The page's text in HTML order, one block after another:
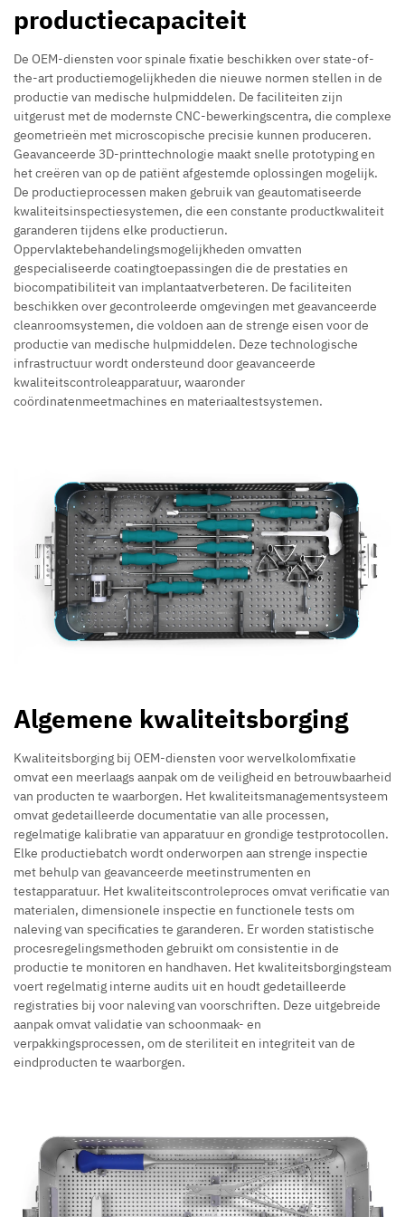
productiecapaciteit
De OEM-diensten voor spinale fixatie beschikken over state-of-
the-art productiemogelijkheden die nieuwe normen stellen in de
productie van medische hulpmiddelen. De faciliteiten zijn
uitgerust met de modernste CNC-bewerkingscentra, die complexe
geometrieën met microscopische precisie kunnen produceren.
Geavanceerde 3D-printtechnologie maakt snelle prototyping en
het creëren van op de patiënt afgestemde oplossingen mogelijk.
De productieprocessen maken gebruik van geautomatiseerde
kwaliteitsinspectiesystemen, die een constante productkwaliteit
garanderen tijdens elke productierun.
Oppervlaktebehandelingsmogelijkheden omvatten
gespecialiseerde coatingtoepassingen die de prestaties en
biocompatibiliteit van implantaatverbeteren. De faciliteiten
beschikken over gecontroleerde omgevingen met geavanceerde
cleanroomsystemen, die voldoen aan de strenge eisen voor de
productie van medische hulpmiddelen. Deze technologische
infrastructuur wordt ondersteund door geavanceerde
kwaliteitscontroleapparatuur, waaronder
coördinatenmeetmachines en materiaaltestsystemen.
Algemene kwaliteitsborging
Kwaliteitsborging bij OEM-diensten voor wervelkolomfixatie
omvat een meerlaags aanpak om de veiligheid en betrouwbaarheid
van producten te waarborgen. Het kwaliteitsmanagementsysteem
omvat gedetailleerde documentatie van alle processen,
regelmatige kalibratie van apparatuur en grondige testprotocollen.
Elke productiebatch wordt onderworpen aan strenge inspectie
met behulp van geavanceerde meetinstrumenten en
testapparatuur. Het kwaliteitscontroleproces omvat verificatie van
materialen, dimensionele inspectie en functionele tests om
naleving van specificaties te garanderen. Er worden statistische
procesregelingsmethoden gebruikt om consistentie in de
productie te monitoren en handhaven. Het kwaliteitsborgingsteam
voert regelmatig interne audits uit en houdt gedetailleerde
registraties bij voor naleving van voorschriften. Deze uitgebreide
aanpak omvat validatie van schoonmaak- en
verpakkingsprocessen, om de steriliteit en integriteit van de
eindproducten te waarborgen.